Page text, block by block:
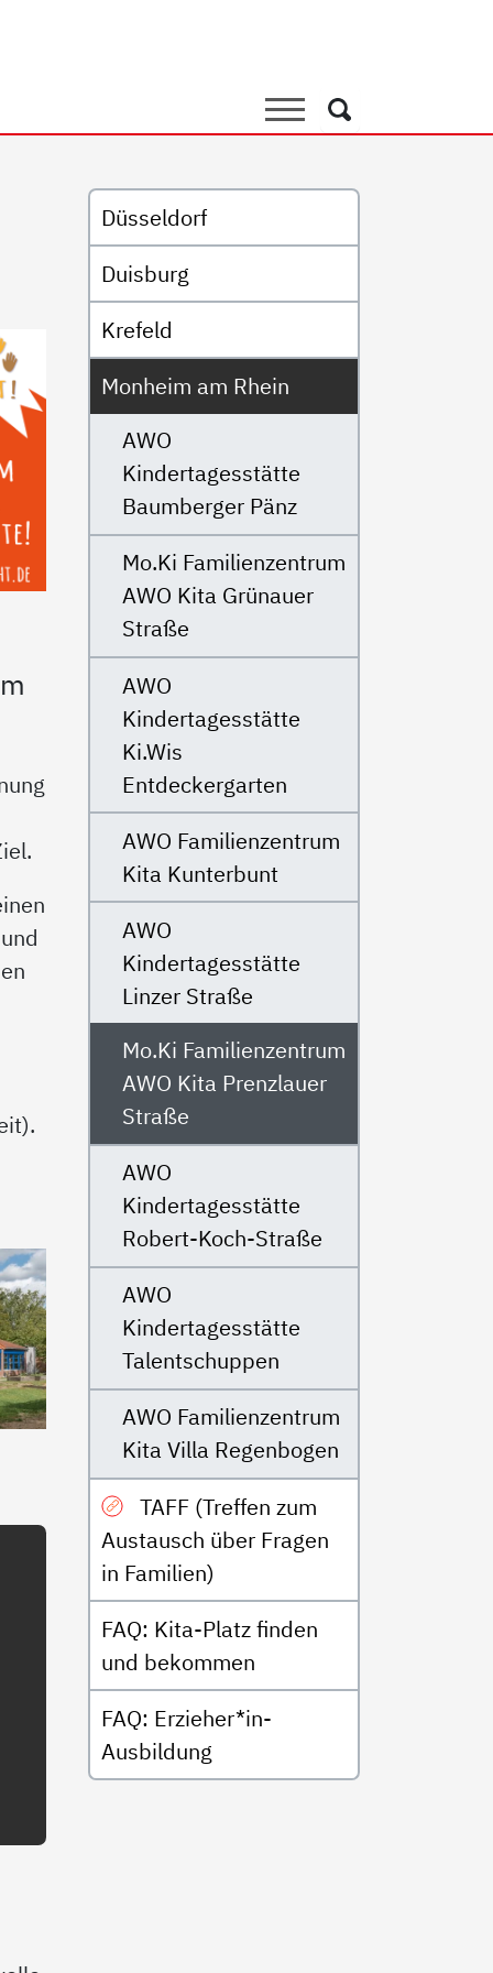
Suche
Suche
Untermenü
Düsseldorf
Duisburg
Krefeld
Monheim am Rhein
AWO
Kindertagesstätte
Baumberger Pänz
Mo.Ki Familienzentrum
AWO Kita Grünauer
Straße
AWO
Kindertagesstätte
Ki.Wis
Entdeckergarten
AWO Familienzentrum
Kita Kunterbunt
AWO
Kindertagesstätte
Linzer Straße
Mo.Ki Familienzentrum
AWO Kita Prenzlauer
Straße
AWO
Kindertagesstätte
Robert-Koch-Straße
AWO
Kindertagesstätte
Talentschuppen
AWO Familienzentrum
Kita Villa Regenbogen
TAFF (Treffen zum
Austausch über Fragen
in Familien)
FAQ: Kita-Platz finden
und bekommen
FAQ: Erzieher*in-
Ausbildung